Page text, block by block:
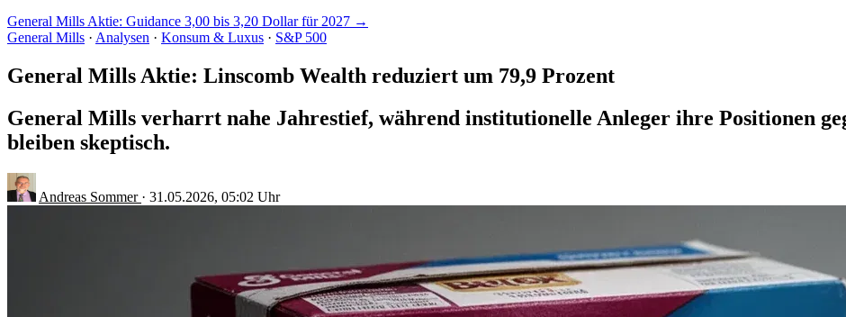
General Mills Aktie: Guidance 3,00 bis 3,20 Dollar für 2027 →
General Mills · Analysen · Konsum & Luxus · S&P 500
General Mills Aktie: Linscomb Wealth reduziert um 79,9 Prozent
General Mills verharrt nahe Jahrestief, während institutionelle Anleger ihre Positionen
bleiben skeptisch.
Andreas Sommer · 31.05.2026, 05:02 Uhr